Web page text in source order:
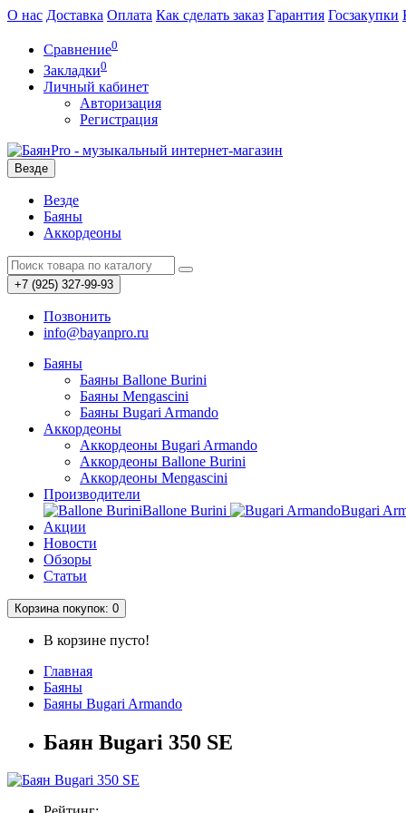
О нас Доставка Оплата Как сделать заказ Гарантия Госзакупки
Сравнение0
Закладки0
Личный кабинет
Авторизация
Регистрация
Везде
Везде
Баяны
Аккордеоны
+7 (925) 327-99-93
Позвонить
info@bayanpro.ru
Баяны
Баяны Ballone Burini
Баяны Mengascini
Баяны Bugari Armando
Аккордеоны
Аккордеоны Bugari Armando
Аккордеоны Ballone Burini
Аккордеоны Mengascini
Производители
Ballone Burini
Bugari
Акции
Новости
Обзоры
Статьи
Корзина покупок: 0
В корзине пусто!
Главная
Баяны
Баяны Bugari Armando
Баян Bugari 350 SE